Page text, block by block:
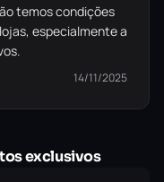
temos condições
especialmente a
14/11/2025
exclusivos